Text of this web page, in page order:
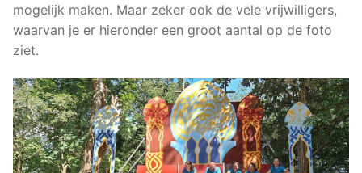
mogelijk maken. Maar zeker ook de vele vrijwilligers,
waarvan je er hieronder een groot aantal op de foto
ziet.